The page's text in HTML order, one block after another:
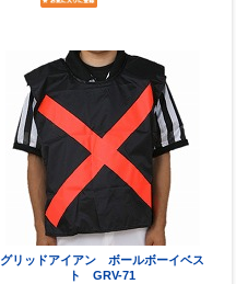
グリッドアイアン ボールボーイベス
ト GRV-71